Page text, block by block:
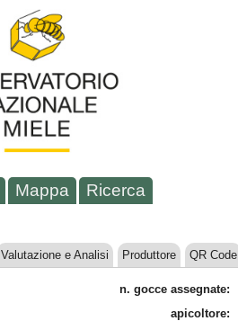
Mappa Ricerca
Valutazione e Analisi Produttore QR Code
n. gocce assegnate:
apicoltore: